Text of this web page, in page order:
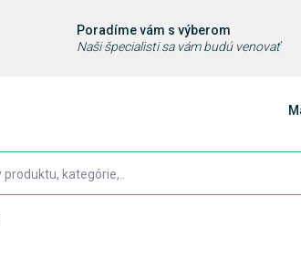
Poradíme vám s výberom
Naši špecialisti sa vám budú venovať